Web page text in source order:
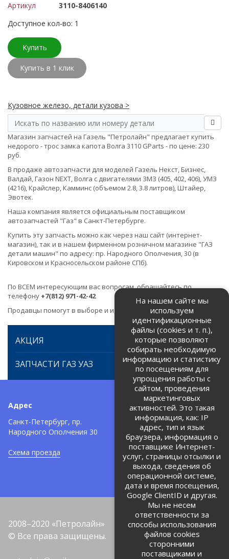
Артикул
3110-8406140
Доступное кол-во: 1
Купить
Купить в 1 клик
Кузовное железо, детали кузова >
Магазин запчастей на Газель "Петролайн" предлагает купить
недорого - трос замка капота Волга 3110 GParts - по цене: 230
руб.
В продаже автозапчасти для моделей Газель Некст, Бизнес,
Валдай, Газон NEXT, Волга с двигателями ЗМЗ (405, 402, 406), УМЗ
(4216), Крайслер, Камминс (объемом 2.8, 3.8 литров), Штайер,
Эвотек.
Наша компания является официальным поставщиком
автозапчастей "Газ" в Санкт-Петербурге.
Купить эту запчасть можно как через наш сайт (интернет-
магазин), так и в нашем фирменном розничном магазине "ГАЗ
детали машин" по адресу: пр. Народного Ополчения, 30 (в
Кировском и Красносельском районе СПб).
По ВСЕМ интересующим вас вопросам, обращайтесь по
телефону +7(812) 971-42-42
Продавцы помогут в выборе и идентификации товара.
АКЦИЯ
ЗАПЧАСТИ ГАЗ УАЗ
Адрес
Санкт-Петербург, пр.
Народного Ополчения 30
Схема проезда
Телефоны:
+7 (812) 971-42-42
Политика об обработке и
защите персональных данных
Соглашение на обработку
персональных данных
2008–2020 «Петролайн»
© Все права защищены.
На нашем сайте мы
используем
идентификационные
файлы (cookies и т. п.),
которые позволяют
собирать необходимую
информацию и статистику
по посещениям для
упрощения работы с
сайтом, проведения
маркетинговых
активностей. Это такая
информация, как: IP
адрес, тип и язык
браузера, информация о
поставщике Интернет-
услуг, страницы отсылки и
выхода, сведения об
операционной системе,
дата и время посещения,
Google ClientID и другая.
Мы не несем
ответственности за
способы использования
файлов cookies
сторонними
поставщиками и